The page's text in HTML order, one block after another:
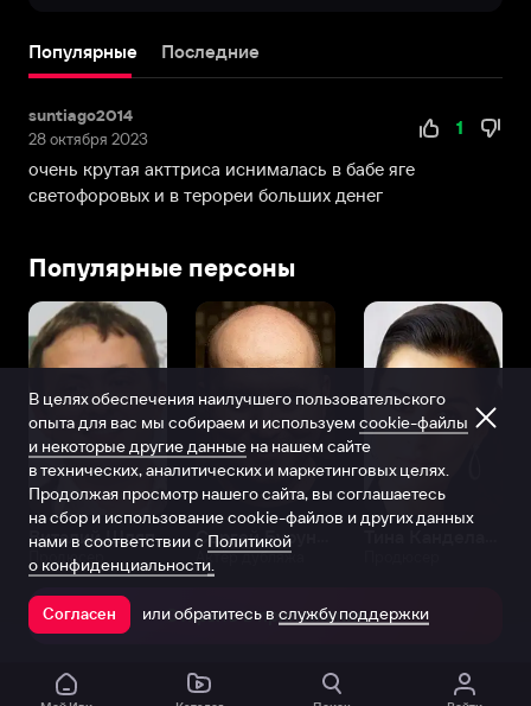
Популярные Последние
suntiago2014
28 октября 2023
1
очень крутая акттриса иснималась в бабе яге
светофоровых и в терореи больших денег
Популярные персоны
Виталий Шляппо
Продюсер Актёр дубляжа
Открыть в приложении
В целях обеспечения наилучшего пользовательского
опыта для вас мы собираем и используем cookie-файлы
и некоторые другие данные на нашем сайте
в технических, аналитических и маркетинговых целях.
Продолжая просмотр нашего сайта, вы соглашаетесь
на сбор и использование cookie-файлов и других данных
нами в соответствии с Политикой
о конфиденциальности.
Согласен или обратитесь в службу поддержки